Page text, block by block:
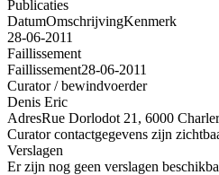
Publicaties
DatumOmschrijvingKenmerk
28-06-2011
Faillissement
Faillissement28-06-2011
Curator / bewindvoerder
Denis Eric
AdresRue Dorlodot 21, 6000
Curator contactgegevens zijn
Verslagen
Er zijn nog geen verslagen